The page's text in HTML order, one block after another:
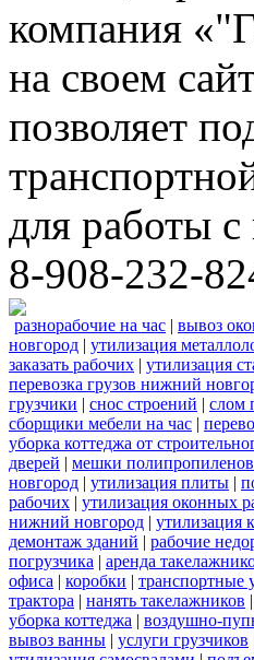
компания
на своем
позволяет
для работы
8-908-232-
разнорабочие на час | вывоз
новгород | утилизация
заказать рабочих | утилизация
перевозка грузов нижний
грузчики | снос строений | слом
сборщики мебели на час |
уборка коттеджа от
дверей | мешки
новгород | утилизация плиты |
рабочих | утилизация оконных
нижний новгород | утилизация
демонтаж зданий | рабочие
погрузчика | аренда
офиса | коробки | транспортные
трактора | нанять такелажников |
уборка коттеджа | воздушно-
вывоз ванны | услуги грузчиков